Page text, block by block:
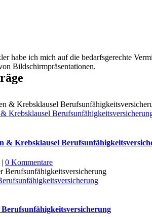
habe ich mich auf die bedarfsgerechte
Bildschirmpräsentationen.
Krebsklausel
& Krebsklausel
| 0 Kommentare